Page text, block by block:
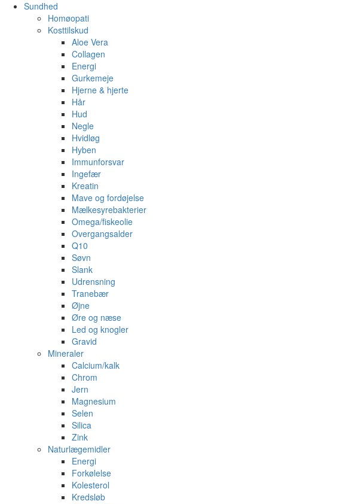
Sundhed
Homøopati
Kosttilskud
Aloe Vera
Collagen
Energi
Gurkemeje
Hjerne & hjerte
Hår
Hud
Negle
Hvidløg
Hyben
Immunforsvar
Ingefær
Kreatin
Mave og fordøjelse
Mælkesyrebakterier
Omega/fiskeolie
Overgangsalder
Q10
Søvn
Slank
Udrensning
Tranebær
Øjne
Øre og næse
Led og knogler
Gravid
Mineraler
Calcium/kalk
Chrom
Jern
Magnesium
Selen
Silica
Zink
Naturlægemidler
Energi
Forkølelse
Kolesterol
Kredsløb